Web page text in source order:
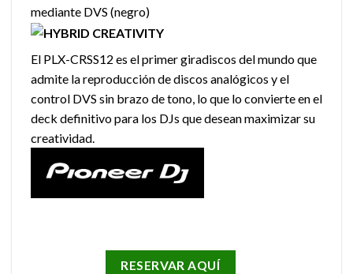
mediante DVS (negro)
El PLX-CRSS12 es el primer giradiscos del mundo que
admite la reproducción de discos analógicos y el
control DVS sin brazo de tono, lo que lo convierte en el
deck definitivo para los DJs que desean maximizar su
creatividad.
RESERVAR AQUÍ